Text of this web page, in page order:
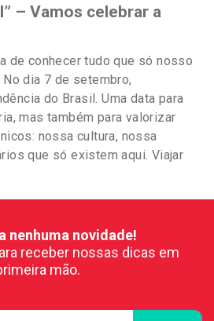
– Vamos celebrar a
de conhecer tudo que só nosso
dia 7 de setembro,
do Brasil. Uma data para
mas também para valorizar
nossa cultura, nossa
que só existem aqui. Viajar
nenhuma novidade!
receber nossas dicas em
mão.